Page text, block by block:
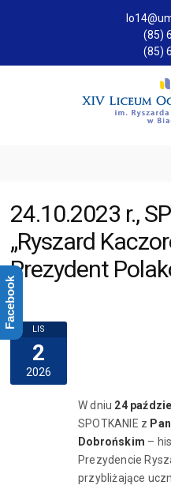
(85)
(85)
24.10.2023 r.,
„Ryszard
Prezydent
LIS
2
2026
W dniu 24
SPOTKANIE z
Dobrońskim –
Prezydencie
przybliżające
Facebook